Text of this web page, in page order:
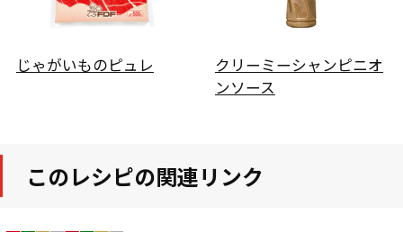
じゃがいものピュレ
クリーミーシャンピニオ
ンソース
このレシピの関連リンク